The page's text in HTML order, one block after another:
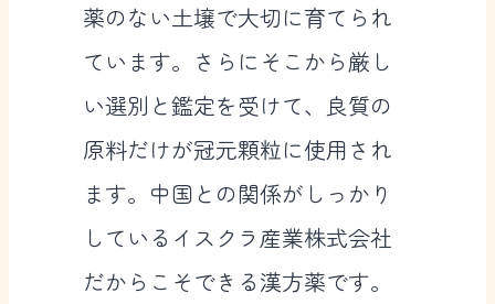
薬のない土壌で大切に育てられ
ています。さらにそこから厳し
い選別と鑑定を受けて、良質の
原料だけが冠元顆粒に使用され
ます。中国との関係がしっかり
しているイスクラ産業株式会社
だからこそできる漢方薬です。